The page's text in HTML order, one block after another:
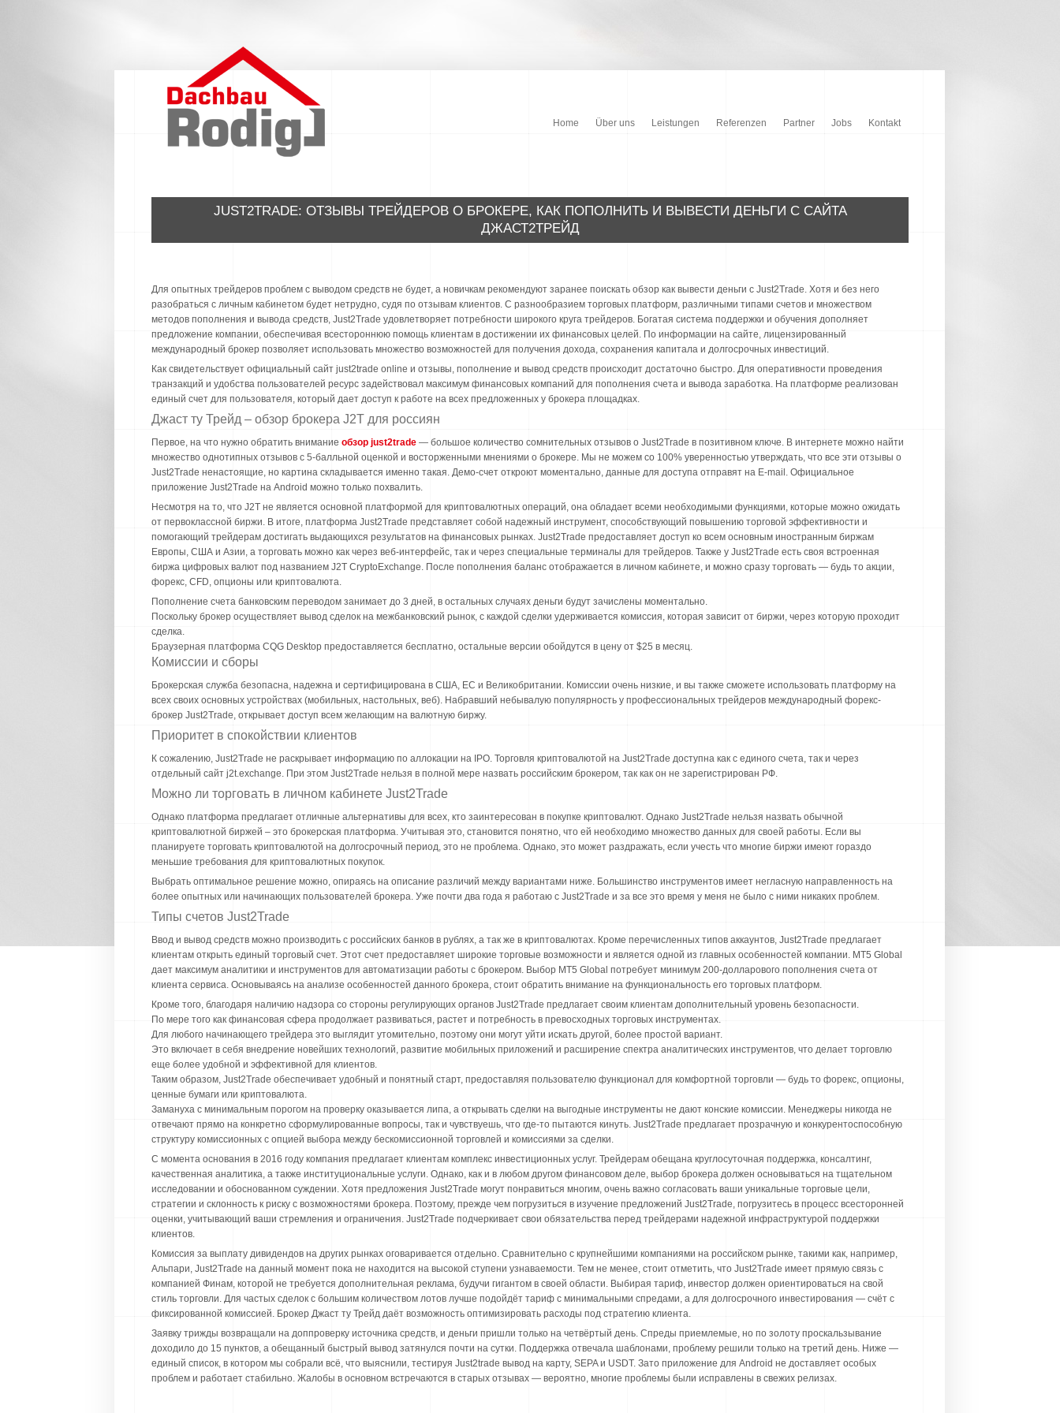
Home Über uns Leistungen Referenzen Partner Jobs Kontakt
JUST2TRADE: ОТЗЫВЫ ТРЕЙДЕРОВ О БРОКЕРЕ, КАК ПОПОЛНИТЬ И ВЫВЕСТИ ДЕНЬГИ С САЙТА
ДЖАСТ2ТРЕЙД
Для опытных трейдеров проблем с выводом средств не будет, а новичкам рекомендуют заранее поискать обзор как вывести деньги с Just2Trade. Хотя и без него
разобраться с личным кабинетом будет нетрудно, судя по отзывам клиентов. С разнообразием торговых платформ, различными типами счетов и множеством
методов пополнения и вывода средств, Just2Trade удовлетворяет потребности широкого круга трейдеров. Богатая система поддержки и обучения дополняет
предложение компании, обеспечивая всестороннюю помощь клиентам в достижении их финансовых целей. По информации на сайте, лицензированный
международный брокер позволяет использовать множество возможностей для получения дохода, сохранения капитала и долгосрочных инвестиций.
Как свидетельствует официальный сайт just2trade online и отзывы, пополнение и вывод средств происходит достаточно быстро. Для оперативности проведения
транзакций и удобства пользователей ресурс задействовал максимум финансовых компаний для пополнения счета и вывода заработка. На платформе реализован
единый счет для пользователя, который дает доступ к работе на всех предложенных у брокера площадках.
Джаст ту Трейд – обзор брокера J2T для россиян
Первое, на что нужно обратить внимание обзор just2trade — большое количество сомнительных отзывов о Just2Trade в позитивном ключе. В интернете можно найти
множество однотипных отзывов с 5-балльной оценкой и восторженными мнениями о брокере. Мы не можем со 100% уверенностью утверждать, что все эти отзывы о
Just2Trade ненастоящие, но картина складывается именно такая. Демо-счет откроют моментально, данные для доступа отправят на E-mail. Официальное
приложение Just2Trade на Android можно только похвалить.
Несмотря на то, что J2T не является основной платформой для криптовалютных операций, она обладает всеми необходимыми функциями, которые можно ожидать
от первоклассной биржи. В итоге, платформа Just2Trade представляет собой надежный инструмент, способствующий повышению торговой эффективности и
помогающий трейдерам достигать выдающихся результатов на финансовых рынках. Just2Trade предоставляет доступ ко всем основным иностранным биржам
Европы, США и Азии, а торговать можно как через веб-интерфейс, так и через специальные терминалы для трейдеров. Также у Just2Trade есть своя встроенная
биржа цифровых валют под названием J2T CryptoExchange. После пополнения баланс отображается в личном кабинете, и можно сразу торговать — будь то акции,
форекс, CFD, опционы или криптовалюта.
Пополнение счета банковским переводом занимает до 3 дней, в остальных случаях деньги будут зачислены моментально.
Поскольку брокер осуществляет вывод сделок на межбанковский рынок, с каждой сделки удерживается комиссия, которая зависит от биржи, через которую проходит
сделка.
Браузерная платформа CQG Desktop предоставляется бесплатно, остальные версии обойдутся в цену от $25 в месяц.
Комиссии и сборы
Брокерская служба безопасна, надежна и сертифицирована в США, ЕС и Великобритании. Комиссии очень низкие, и вы также сможете использовать платформу на
всех своих основных устройствах (мобильных, настольных, веб). Набравший небывалую популярность у профессиональных трейдеров международный форекс-
брокер Just2Trade, открывает доступ всем желающим на валютную биржу.
Приоритет в спокойствии клиентов
К сожалению, Just2Trade не раскрывает информацию по аллокации на IPO. Торговля криптовалютой на Just2Trade доступна как с единого счета, так и через
отдельный сайт j2t.exchange. При этом Just2Trade нельзя в полной мере назвать российским брокером, так как он не зарегистрирован РФ.
Можно ли торговать в личном кабинете Just2Trade
Однако платформа предлагает отличные альтернативы для всех, кто заинтересован в покупке криптовалют. Однако Just2Trade нельзя назвать обычной
криптовалютной биржей – это брокерская платформа. Учитывая это, становится понятно, что ей необходимо множество данных для своей работы. Если вы
планируете торговать криптовалютой на долгосрочный период, это не проблема. Однако, это может раздражать, если учесть что многие биржи имеют гораздо
меньшие требования для криптовалютных покупок.
Выбрать оптимальное решение можно, опираясь на описание различий между вариантами ниже. Большинство инструментов имеет негласную направленность на
более опытных или начинающих пользователей брокера. Уже почти два года я работаю с Just2Trade и за все это время у меня не было с ними никаких проблем.
Типы счетов Just2Trade
Ввод и вывод средств можно производить с российских банков в рублях, а так же в криптовалютах. Кроме перечисленных типов аккаунтов, Just2Trade предлагает
клиентам открыть единый торговый счет. Этот счет предоставляет широкие торговые возможности и является одной из главных особенностей компании. MT5 Global
дает максимум аналитики и инструментов для автоматизации работы с брокером. Выбор MT5 Global потребует минимум 200-долларового пополнения счета от
клиента сервиса. Основываясь на анализе особенностей данного брокера, стоит обратить внимание на функциональность его торговых платформ.
Кроме того, благодаря наличию надзора со стороны регулирующих органов Just2Trade предлагает своим клиентам дополнительный уровень безопасности.
По мере того как финансовая сфера продолжает развиваться, растет и потребность в превосходных торговых инструментах.
Для любого начинающего трейдера это выглядит утомительно, поэтому они могут уйти искать другой, более простой вариант.
Это включает в себя внедрение новейших технологий, развитие мобильных приложений и расширение спектра аналитических инструментов, что делает торговлю
еще более удобной и эффективной для клиентов.
Таким образом, Just2Trade обеспечивает удобный и понятный старт, предоставляя пользователю функционал для комфортной торговли — будь то форекс, опционы,
ценные бумаги или криптовалюта.
Замануха с минимальным порогом на проверку оказывается липа, а открывать сделки на выгодные инструменты не дают конские комиссии. Менеджеры никогда не
отвечают прямо на конкретно сформулированные вопросы, так и чувствуешь, что где-то пытаются кинуть. Just2Trade предлагает прозрачную и конкурентоспособную
структуру комиссионных с опцией выбора между бескомиссионной торговлей и комиссиями за сделки.
С момента основания в 2016 году компания предлагает клиентам комплекс инвестиционных услуг. Трейдерам обещана круглосуточная поддержка, консалтинг,
качественная аналитика, а также институциональные услуги. Однако, как и в любом другом финансовом деле, выбор брокера должен основываться на тщательном
исследовании и обоснованном суждении. Хотя предложения Just2Trade могут понравиться многим, очень важно согласовать ваши уникальные торговые цели,
стратегии и склонность к риску с возможностями брокера. Поэтому, прежде чем погрузиться в изучение предложений Just2Trade, погрузитесь в процесс всесторонней
оценки, учитывающий ваши стремления и ограничения. Just2Trade подчеркивает свои обязательства перед трейдерами надежной инфраструктурой поддержки
клиентов.
Комиссия за выплату дивидендов на других рынках оговаривается отдельно. Сравнительно с крупнейшими компаниями на российском рынке, такими как, например,
Альпари, Just2Trade на данный момент пока не находится на высокой ступени узнаваемости. Тем не менее, стоит отметить, что Just2Trade имеет прямую связь с
компанией Финам, которой не требуется дополнительная реклама, будучи гигантом в своей области. Выбирая тариф, инвестор должен ориентироваться на свой
стиль торговли. Для частых сделок с большим количеством лотов лучше подойдёт тариф с минимальными спредами, а для долгосрочного инвестирования — счёт с
фиксированной комиссией. Брокер Джаст ту Трейд даёт возможность оптимизировать расходы под стратегию клиента.
Заявку трижды возвращали на доппроверку источника средств, и деньги пришли только на четвёртый день. Спреды приемлемые, но по золоту проскальзывание
доходило до 15 пунктов, а обещанный быстрый вывод затянулся почти на сутки. Поддержка отвечала шаблонами, проблему решили только на третий день. Ниже —
единый список, в котором мы собрали всё, что выяснили, тестируя Just2trade вывод на карту, SEPA и USDT. Зато приложение для Android не доставляет особых
проблем и работает стабильно. Жалобы в основном встречаются в старых отзывах — вероятно, многие проблемы были исправлены в свежих релизах.